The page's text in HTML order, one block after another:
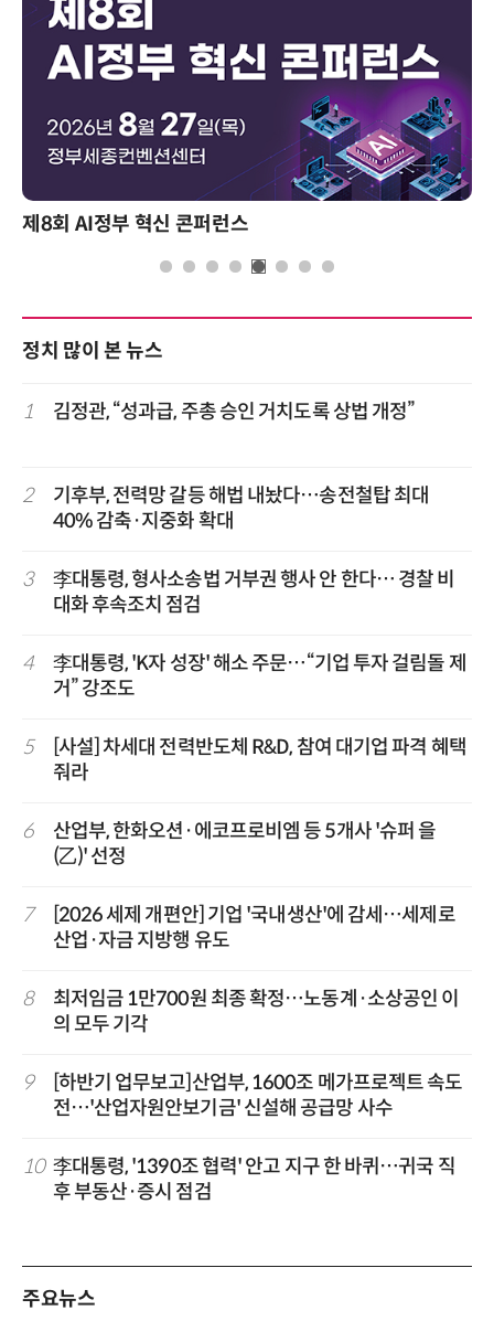
8회 AI정부 혁신 콘퍼런스
정치 많이 본 뉴스
1 김정관, “성과급, 주총 승인 거치도록 상법 개정”
2
기후부, 전력망 갈등 해법 내놨다…송전철탑 최대
40% 감축·지중화 확대
3
李대통령, 형사소송법 거부권 행사 안 한다… 경찰 비
대화 후속조치 점검
4
李대통령, 'K자 성장' 해소 주문…“기업 투자 걸림돌 제
거” 강조도
5
[사설] 차세대 전력반도체 R&D, 참여 대기업 파격 혜택
줘라
6
산업부, 한화오션·에코프로비엠 등 5개사 '슈퍼 을
(乙)' 선정
7
[2026 세제 개편안] 기업 '국내생산'에 감세…세제로
산업·자금 지방행 유도
8
최저임금 1만700원 최종 확정…노동계·소상공인 이
의 모두 기각
9
[하반기 업무보고]산업부, 1600조 메가프로젝트 속도
전…'산업자원안보기금' 신설해 공급망 사수
10 李대통령, '1390조 협력' 안고 지구 한 바퀴…귀국 직
후 부동산·증시 점검
주요뉴스